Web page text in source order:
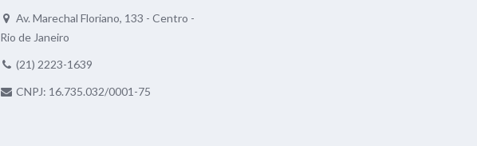
Av. Marechal Floriano, 133 - Centro -
Rio de Janeiro
(21) 2223-1639
CNPJ: 16.735.032/0001-75